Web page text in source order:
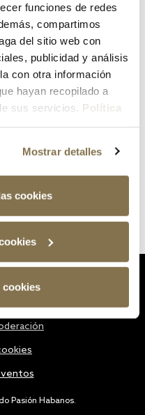
funciones de redes
compartimos
del sitio web con
publicidad y análisis
con otra información
hayan recopilado a
sus servicios. Política
Mostrar detalles
cookies
cookies
Pasión Habanos.